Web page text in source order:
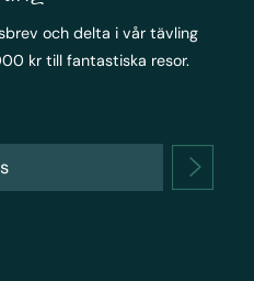
och delta i vår tävling
kr till fantastiska resor.